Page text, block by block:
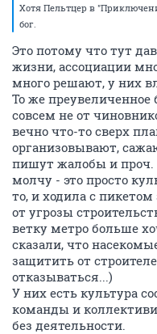
Хотя Пельтцер в
бог.
Это потому что тут
жизни, ассоциации
много решают, у них
То же преувеличенное
совсем не от
вечно что-то сверх
организовывают,
пишут жалобы и проч.
молчу - это просто
то, и ходила с
от угрозы
ветку метро больше
сказали, что
защитить от
отказываться...)
У них есть культура
команды и
без деятельности.